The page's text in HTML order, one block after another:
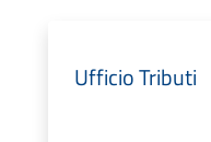
Ufficio Tributi